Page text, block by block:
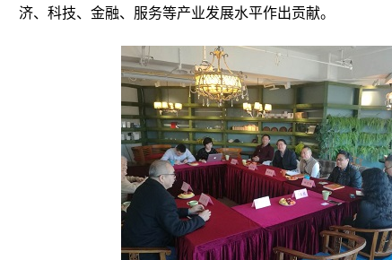
济、科技、金融、服务等产业发展水平作出贡献。